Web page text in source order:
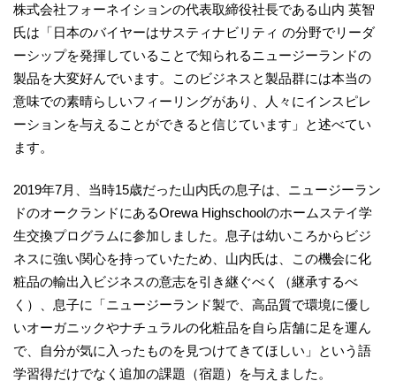
株式会社フォーネイションの代表取締役社長である山内 英智
氏は「日本のバイヤーはサスティナビリティ の分野でリーダ
ーシップを発揮していることで知られるニュージーランドの
製品を大変好んでいます。このビジネスと製品群には本当の
意味での素晴らしいフィーリングがあり、人々にインスピレ
ーションを与えることができると信じています」と述べてい
ます。
2019年7月、当時15歳だった山内氏の息子は、ニュージーラン
ドのオークランドにあるOrewa Highschoolのホームステイ学
生交換プログラムに参加しました。息子は幼いころからビジ
ネスに強い関心を持っていたため、山内氏は、この機会に化
粧品の輸出入ビジネスの意志を引き継ぐべく（継承するべ
く）、息子に「ニュージーランド製で、高品質で環境に優し
いオーガニックやナチュラルの化粧品を自ら店舗に足を運ん
で、自分が気に入ったものを見つけてきてほしい」という語
学習得だけでなく追加の課題（宿題）を与えました。